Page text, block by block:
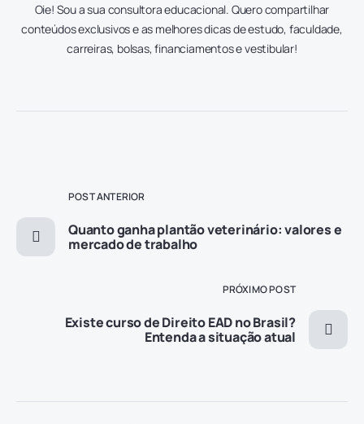
Oie! Sou a sua consultora educacional. Quero compartilhar
conteúdos exclusivos e as melhores dicas de estudo, faculdade,
carreiras, bolsas, financiamentos e vestibular!
POST ANTERIOR
Quanto ganha plantão veterinário: valores e
mercado de trabalho
PRÓXIMO POST
Existe curso de Direito EAD no Brasil?
Entenda a situação atual